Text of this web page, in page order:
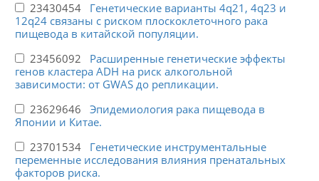
23430454 Генетические варианты 4q21, 4q23 и
12q24 связаны с риском плоскоклеточного рака
пищевода в китайской популяции.
23456092 Расширенные генетические эффекты
генов кластера ADH на риск алкогольной
зависимости: от GWAS до репликации.
23629646 Эпидемиология рака пищевода в
Японии и Китае.
23701534 Генетические инструментальные
переменные исследования влияния пренатальных
факторов риска.